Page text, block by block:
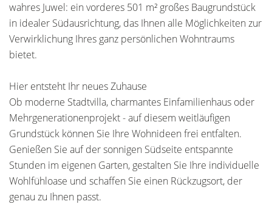
wahres Juwel: ein vorderes 501 m² großes Baugrundstück
in idealer Südausrichtung, das Ihnen alle Möglichkeiten zur
Verwirklichung Ihres ganz persönlichen Wohntraums
bietet.
Hier entsteht Ihr neues Zuhause
Ob moderne Stadtvilla, charmantes Einfamilienhaus oder
Mehrgenerationenprojekt - auf diesem weitläufigen
Grundstück können Sie Ihre Wohnideen frei entfalten.
Genießen Sie auf der sonnigen Südseite entspannte
Stunden im eigenen Garten, gestalten Sie Ihre individuelle
Wohlfühloase und schaffen Sie einen Rückzugsort, der
genau zu Ihnen passt.